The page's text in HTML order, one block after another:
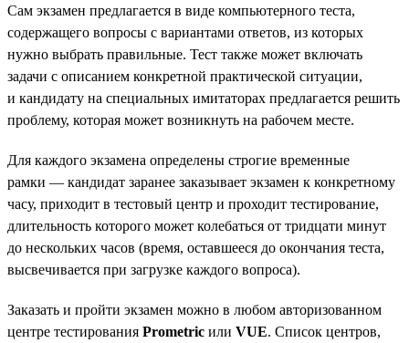
Сам экзамен предлагается в виде компьютерного теста,
содержащего вопросы с вариантами ответов, из которых
нужно выбрать правильные. Тест также может включать
задачи с описанием конкретной практической ситуации,
и кандидату на специальных имитаторах предлагается решить
проблему, которая может возникнуть на рабочем месте.
Для каждого экзамена определены строгие временные
рамки — кандидат заранее заказывает экзамен к конкретному
часу, приходит в тестовый центр и проходит тестирование,
длительность которого может колебаться от тридцати минут
до нескольких часов (время, оставшееся до окончания теста,
высвечивается при загрузке каждого вопроса).
Заказать и пройти экзамен можно в любом авторизованном
центре тестирования Prometric или VUE. Список центров,